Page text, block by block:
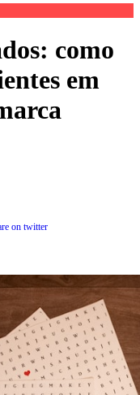
como
em